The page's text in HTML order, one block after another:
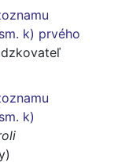
k) prvého
k)